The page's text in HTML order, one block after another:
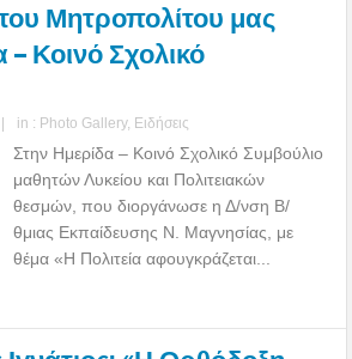
Μητροπολίτου μας
Κοινό Σχολικό
| in : Photo Gallery, Ειδήσεις
Στην Ημερίδα – Κοινό Σχολικό Συμβούλιο
μαθητών Λυκείου και Πολιτειακών
θεσμών, που διοργάνωσε η Δ/νση Β/
θμιας Εκπαίδευσης Ν. Μαγνησίας, με
θέμα «Η Πολιτεία αφουγκράζεται...